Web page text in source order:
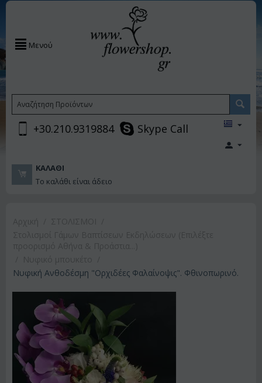
Μενού
+30.210.9319884 Skype Call
ΚΑΛΆΘΙ
Το καλάθι είναι άδειο
Νυφική Ανθοδέσμη "Ορχιδέες Φαλαίνοψις". Φθινοπωρινό.